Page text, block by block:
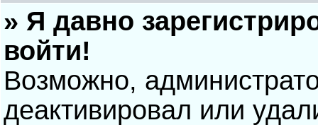
» Я давно
войти!
Возможно,
деактивировал или